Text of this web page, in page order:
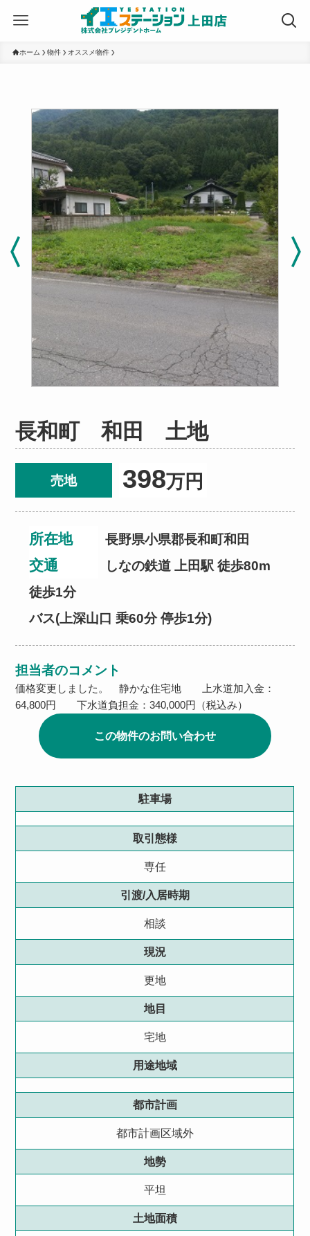
ホーム 物件 オススメ物件
長和町 和田 土地
売地 398万円
所在地 長野県小県郡長和町和田
交通
しなの鉄道 上田駅 徒歩80m
徒歩1分
バス(上深山口 乗60分 停歩1分)
担当者のコメント
価格変更しました。 静かな住宅地 上水道加入金：
64,800円 下水道負担金：340,000円（税込み）
この物件のお問い合わせ
駐車場
取引態様
専任
引渡/入居時期
相談
現況
更地
地目
宅地
用途地域
都市計画
都市計画区域外
地勢
平坦
土地面積